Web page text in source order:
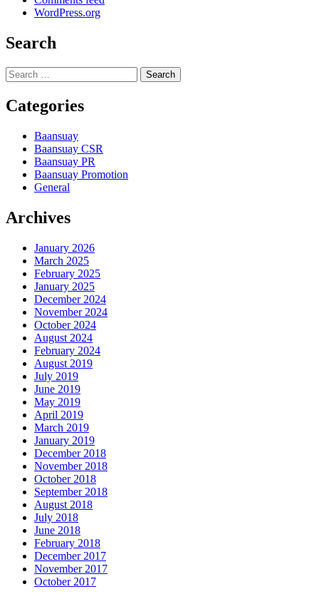
WordPress.org
Search
Search
for:
Categories
Baansuay
Baansuay CSR
Baansuay PR
Baansuay Promotion
General
Archives
January 2026
March 2025
February 2025
January 2025
December 2024
November 2024
October 2024
August 2024
February 2024
August 2019
July 2019
June 2019
May 2019
April 2019
March 2019
January 2019
December 2018
November 2018
October 2018
September 2018
August 2018
July 2018
June 2018
February 2018
December 2017
November 2017
October 2017